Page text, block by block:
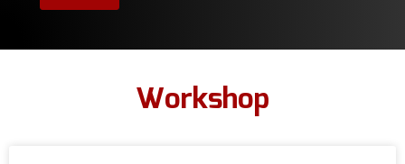
Workshop